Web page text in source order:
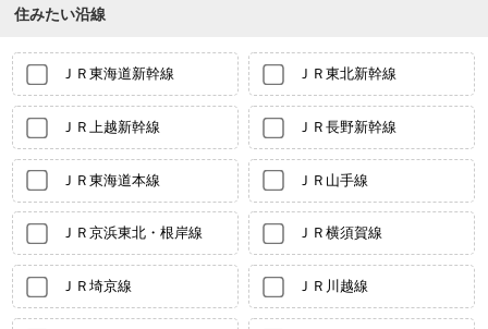
住みたい沿線
ＪＲ東海道新幹線 ＪＲ東北新幹線
ＪＲ上越新幹線 ＪＲ長野新幹線
ＪＲ東海道本線 ＪＲ山手線
ＪＲ京浜東北・根岸線 ＪＲ横須賀線
ＪＲ埼京線 ＪＲ川越線